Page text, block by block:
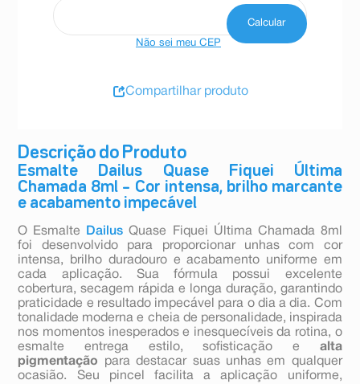
Descrição do Produto
Esmalte Dailus Quase Fiquei Última
Chamada 8ml – Cor intensa, brilho marcante
e acabamento impecável
O Esmalte Dailus Quase Fiquei Última Chamada 8ml
foi desenvolvido para proporcionar unhas com cor
intensa, brilho duradouro e acabamento uniforme em
cada aplicação. Sua fórmula possui excelente
cobertura, secagem rápida e longa duração, garantindo
praticidade e resultado impecável para o dia a dia. Com
tonalidade moderna e cheia de personalidade, inspirada
nos momentos inesperados e inesquecíveis da rotina, o
esmalte entrega estilo, sofisticação e alta
pigmentação para destacar suas unhas em qualquer
ocasião. Seu pincel facilita a aplicação uniforme,
Não sei meu CEP
Compartilhar produto